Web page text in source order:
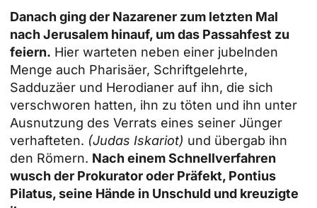
Danach ging der Nazarener zum letzten Mal
nach Jerusalem hinauf, um das Passahfest zu
feiern. Hier warteten neben einer jubelnden
Menge auch Pharisäer, Schriftgelehrte,
Sadduzäer und Herodianer auf ihn, die sich
verschworen hatten, ihn zu töten und ihn unter
Ausnutzung des Verrats eines seiner Jünger
verhafteten. (Judas Iskariot) und übergab ihn
den Römern. Nach einem Schnellverfahren
wusch der Prokurator oder Präfekt, Pontius
Pilatus, seine Hände in Unschuld und kreuzigte